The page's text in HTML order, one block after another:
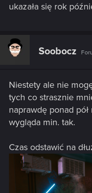
ukazała się rok
Soobocz
Niestety ale nie
tych co strasznie
naprawdę ponad
wygląda min. tak.
Czas odstawić na